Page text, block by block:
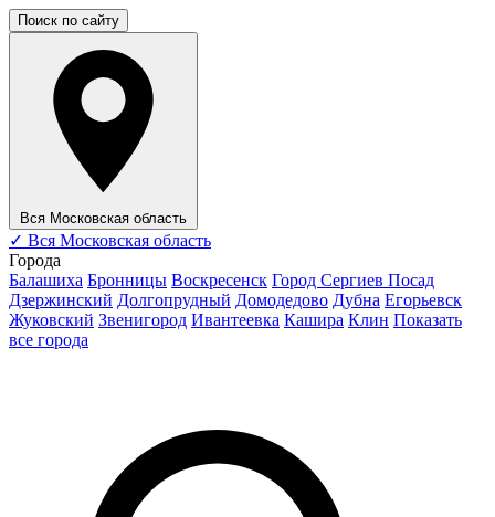
Поиск по сайту
Вся Московская область
✓ Вся Московская область
Города
Балашиха Бронницы Воскресенск Город Сергиев Посад
Дзержинский Долгопрудный Домодедово Дубна Егорьевск
Жуковский Звенигород Ивантеевка Кашира Клин Показать
все города